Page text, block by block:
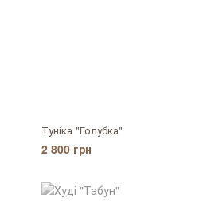
Туніка "Голубка"
2 800 грн